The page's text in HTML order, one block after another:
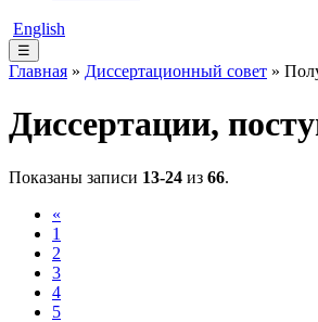
English
☰
Главная » Диссертационный совет »
Диссертации,
Показаны записи 13-24 из 66.
«
1
2
3
4
5